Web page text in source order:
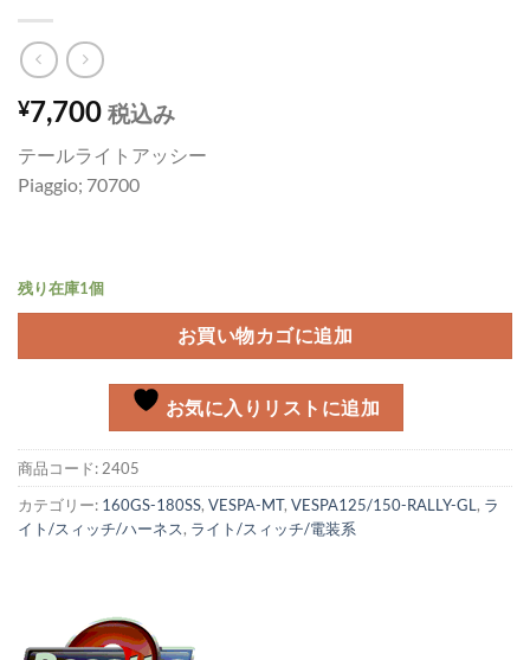
¥7,700 税込み
テールライトアッシー
Piaggio; 70700
残り在庫1個
お買い物カゴに追加
お気に入りリストに追加
商品コード: 2405
カテゴリー: 160GS-180SS, VESPA-MT, VESPA125/150-RALLY-GL , ラ
イト/スィッチ/ハーネス, ライト/スィッチ/電装系